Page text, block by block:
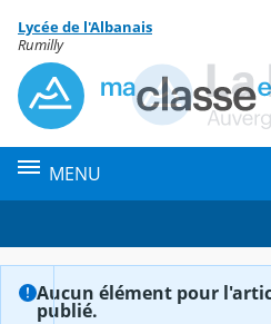
Contenu
Lycée de l'Albanais
Rumilly
MENU
Aucun élément pour
publié.